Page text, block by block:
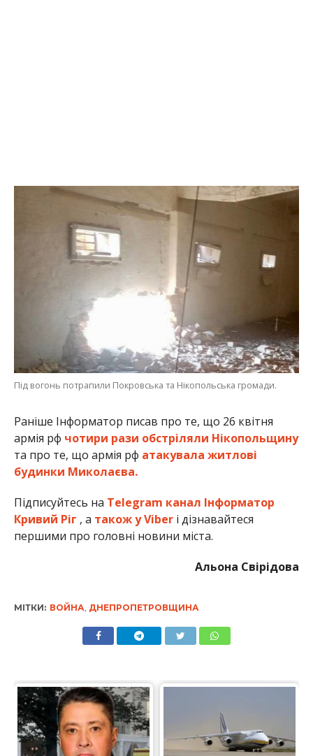
Під вогонь потрапили Покровська та Нікопольська громади.
Раніше Інформатор писав про те, що 26 квітня
армія рф чотири рази обстріляли Нікопольщину
та про те, що армія рф атакувала житлові
будинки Миколаєва.
Підписуйтесь на Telegram канал Інформатор
Кривий Ріг , а також у Viberі дізнавайтеся
першими про головні новини міста.
Альона Свірідова
МІТКИ: ВОЙНА, ДНЕПРОПЕТРОВЩИНА